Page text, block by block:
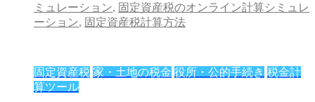
ミュレーション, 固定資産税のオンライン計算シミュレ
ーション, 固定資産税計算方法
固定資産税 家・土地の税金 役所・公的手続き 税金計
算ツール